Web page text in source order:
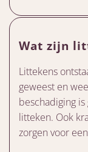
Wat zijn
Littekens
geweest en
beschadiging
litteken. Ook
zorgen voor